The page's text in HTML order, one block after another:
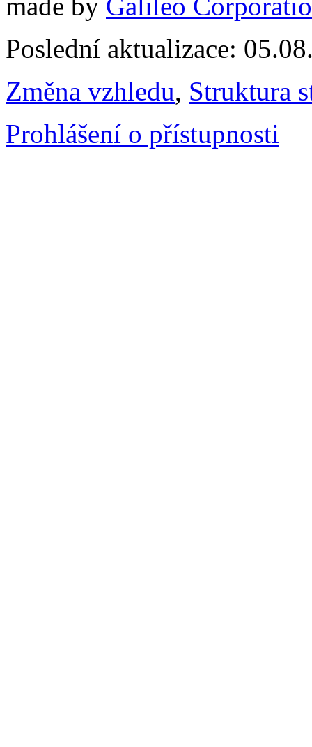
made by Galileo
Poslední aktualizace:
Změna vzhledu, Struktura
Prohlášení o přístupnosti